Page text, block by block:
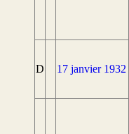
D 17 janvier 1932